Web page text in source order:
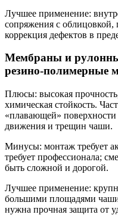
Лучшее применение:
сопряжения с облицовкой,
коррекция дефектов в
Мембраны и
резино-полимерные
Плюсы: высокая
химическая стойкость.
«плавающей»
движения и трещин чаши.
Минусы: монтаж требует
требует профессионала;
быть сложной и дорогой.
Лучшее применение:
большими площадями
нужна прочная защита от